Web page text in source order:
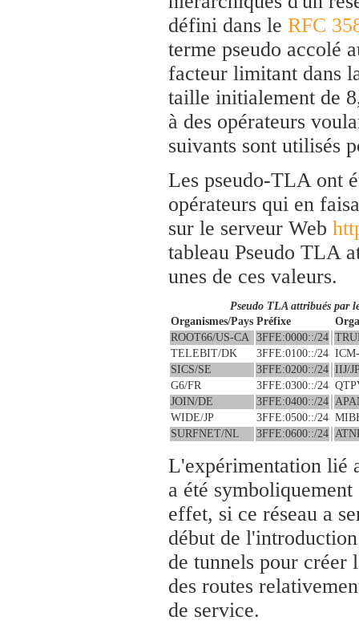
défini dans le RFC
terme pseudo accolé
facteur limitant dans
taille initialement de
à des opérateurs
suivants sont utilisés
Les pseudo-TLA ont
opérateurs qui en
sur le serveur Web
tableau Pseudo TLA
unes de ces valeurs.
Pseudo TLA attribués par
Organismes/Pays Préfixe
ROOT66/US-CA 3FFE:0000::/24
TELEBIT/DK
3FFE:0100::/24
SICS/SE
3FFE:0200::/24 IIJ/
G6/FR
3FFE:0300::/24
JOIN/DE
3FFE:0400::/24
WIDE/JP
3FFE:0500::/24
SURFNET/NL
3FFE:0600::/24
L'expérimentation lié
a été
effet, si ce réseau a
début de
de tunnels pour
des routes
de service.